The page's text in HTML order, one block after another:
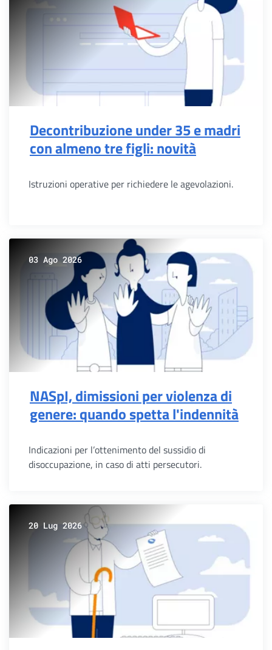
Decontribuzione under 35 e madri
con almeno tre figli: novità
Istruzioni operative per richiedere le agevolazioni.
03 Ago 2026
NASpI, dimissioni per violenza di
genere: quando spetta l'indennità
Indicazioni per l’ottenimento del sussidio di
disoccupazione, in caso di atti persecutori.
20 Lug 2026